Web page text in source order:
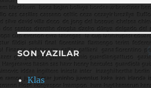
SON YAZILAR
Klas